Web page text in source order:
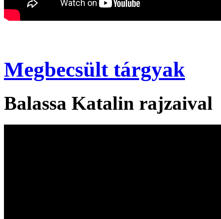
Megbecsült tárgyak
Balassa Katalin rajzaival